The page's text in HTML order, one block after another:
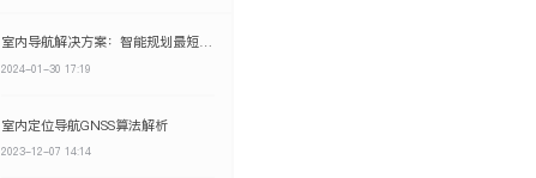
室内导航解决方案：智能规划最短导航路线
2024-01-30 17:19
室内定位导航GNSS算法解析
2023-12-07 14:14